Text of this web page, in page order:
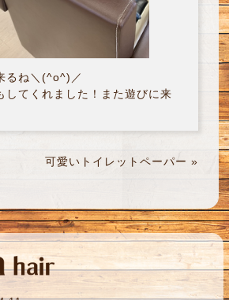
るね＼(^o^)／
してくれました！また遊びに来
可愛いトイレットペーパー »